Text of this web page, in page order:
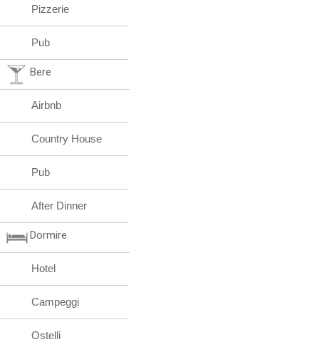
Pizzerie
Pub
Bere
Airbnb
Country House
Pub
After Dinner
Dormire
Hotel
Campeggi
Ostelli